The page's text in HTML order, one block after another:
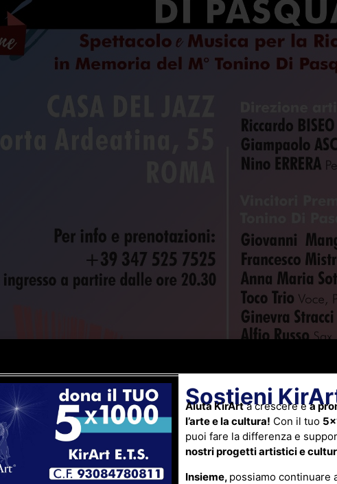
Sostieni
Aiuta KirArta crescere ea
l’arte e la cultura! Con il tuo
puoi fare la differenza e
nostri progetti artistici e
Insieme, possiamo continuare